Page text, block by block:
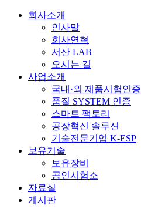
회사소개
인사말
회사연혁
서산 LAB
오시는 길
사업소개
국내·외 제품시험인증
품질 SYSTEM 인증
스마트 팩토리
공장혁신 솔루션
기술전문기업 K-ESP
보유기술
보유장비
공인시험소
자료실
게시판